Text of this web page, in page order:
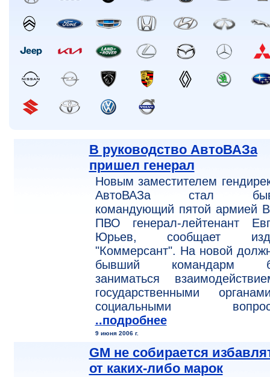
В руководство АвтоВАЗа
пришел генерал
Новым заместителем
АвтоВАЗа стал
командующий пятой армией
ПВО генерал-лейтенант
Юрьев, сообщает
"Коммерсант". На новой
бывший командарм
заниматься
государственными
социальными
..подробнее
9 июня 2006 г.
GM не собирается
от каких-либо марок